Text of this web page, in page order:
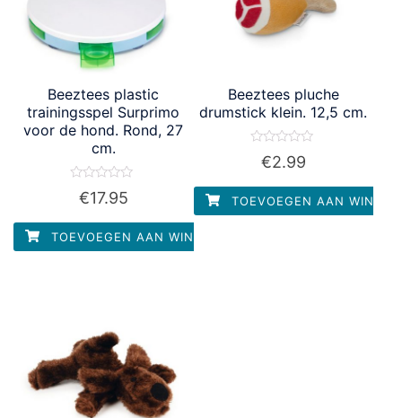
Beeztees plastic
trainingsspel Surprimo
voor de hond. Rond, 27
cm.
Waardering
5
€17.95
TOEVOEGEN AAN WINKELWAGEN
Beeztees pluche
drumstick klein. 12,5 cm.
Waardering
5
€2.99
TOEVOEGEN AAN